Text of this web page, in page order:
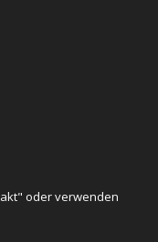
oder verwenden